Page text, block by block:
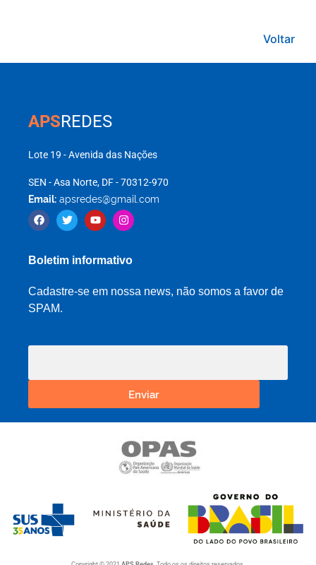
Voltar
APSREDES
Lote 19 - Avenida das Nações
SEN - Asa Norte, DF - 70312-970
Email: apsredes@gmail.com
Boletim informativo
Cadastre-se em nossa news, não somos a favor de
SPAM.
Enviar